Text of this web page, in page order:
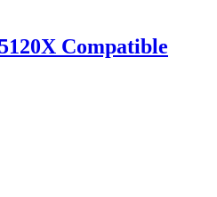
Compatible